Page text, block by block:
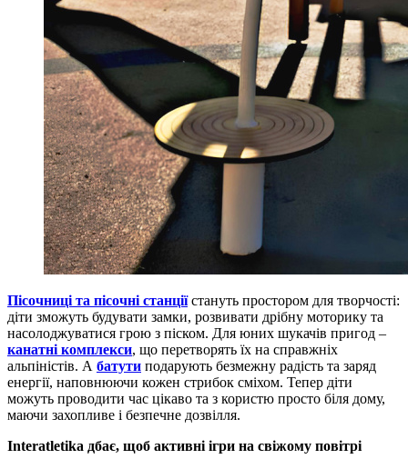
Пісочниці та пісочні станціїстануть простором для творчості:
діти зможуть будувати замки, розвивати дрібну моторику та
насолоджуватися грою з піском. Для юних шукачів пригод –
канатні комплекси, що перетворять їх на справжніх
альпіністів. А батути подарують безмежну радість та заряд
енергії, наповнюючи кожен стрибок сміхом. Тепер діти
можуть проводити час цікаво та з користю просто біля дому,
маючи захопливе і безпечне дозвілля.
Interatletika дбає, щоб активні ігри на свіжому повітрі